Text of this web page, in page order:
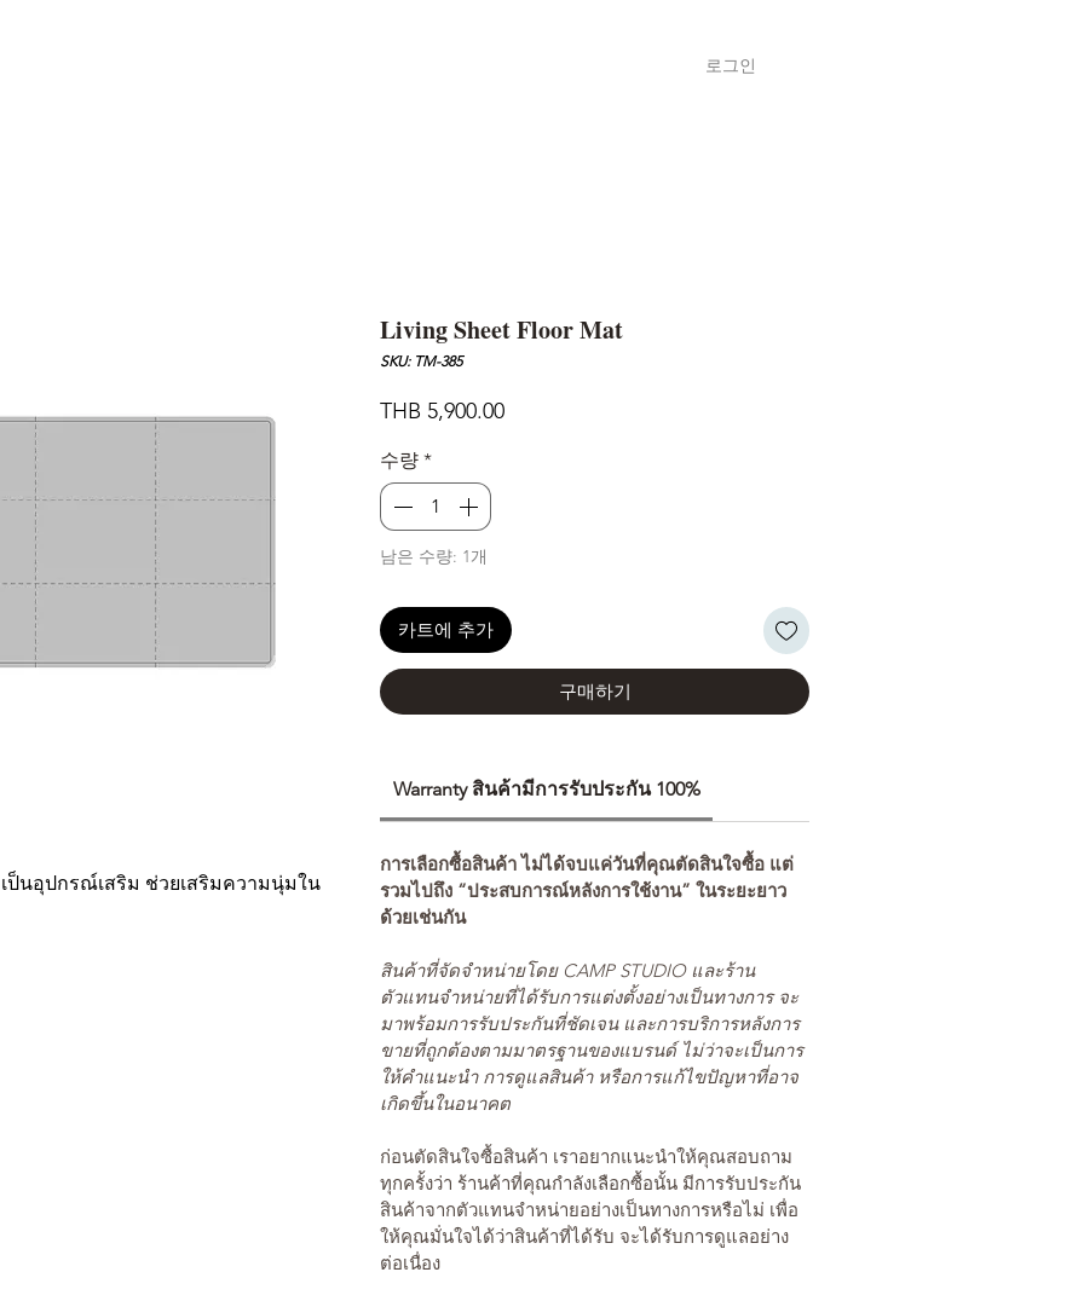
로그인
ป็นอุปกรณ์เสริม ช่วยเสริมความนุ่มใน
Living Sheet Floor Mat
SKU: TM-385
THB 5,900.00가
수량 *
남은 수량: 1개
카트에 추가
구매하기
Warranty สินค้ามีการรับประกัน 100%
การเลือกซื้อสินค้า ไม่ได้จบแค่วันที่คุณตัดสินใจซื้อ แต่
รวมไปถึง “ประสบการณ์หลังการใช้งาน” ในระยะยาว
ด้วยเช่นกัน
สินค้าที่จัดจำหน่ายโดย CAMP STUDIO และร้าน
ตัวแทนจำหน่ายที่ได้รับการแต่งตั้งอย่างเป็นทางการ จะ
มาพร้อมการรับประกันที่ชัดเจน และการบริการหลังการ
ขายที่ถูกต้องตามมาตรฐานของแบรนด์ ไม่ว่าจะเป็นการ
ให้คำแนะนำ การดูแลสินค้า หรือการแก้ไขปัญหาที่อาจ
เกิดขึ้นในอนาคต
ก่อนตัดสินใจซื้อสินค้า เราอยากแนะนำให้คุณสอบถาม
ทุกครั้งว่า ร้านค้าที่คุณกำลังเลือกซื้อนั้น มีการรับประกัน
สินค้าจากตัวแทนจำหน่ายอย่างเป็นทางการหรือไม่ เพื่อ
ให้คุณมั่นใจได้ว่าสินค้าที่ได้รับ จะได้รับการดูแลอย่าง
ต่อเนื่อง